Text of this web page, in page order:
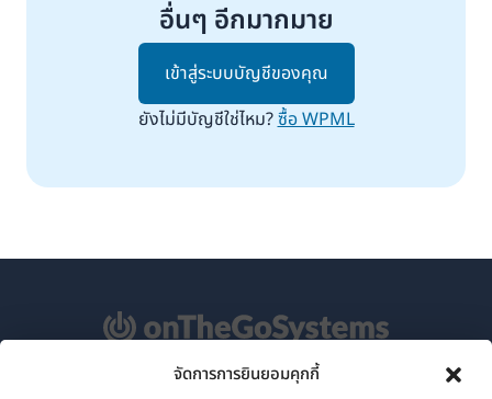
จัดการการยินยอมคุกกี้
อื่นๆ อีกมากมาย
เข้าสู่ระบบบัญชีของคุณ
ยังไม่มีบัญชีใช่ไหม?ซื้อ WPML